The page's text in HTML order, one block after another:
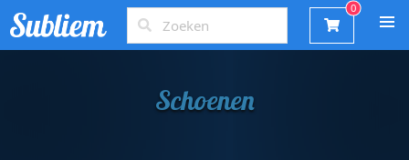
Schoenen